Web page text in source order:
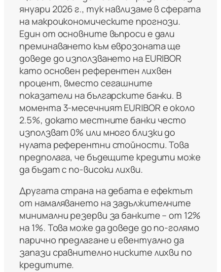
януари 2026 г., тук навлизаме в сферата
на макроикономическите прогнози.
Един от основните въпроси е дали
преминаването към еврозоната ще
доведе до използването на EURIBOR
като основен референтен лихвен
процент, вместо сегашните
показатели на българските банки. В
момента 3-месечният EURIBOR е около
2.5%, докато местните банки често
използват 0% или много близки до
нулата референтни стойности. Това
предполага, че бъдещите кредити може
да бъдат с по-високи лихви.
Другата страна на дебата е ефектът
от намаляването на задължителните
минимални резерви за банките – от 12%
на 1%. Това може да доведе до по-голямо
парично предлагане и евентуално да
запази сравнително ниските лихви по
кредитите.